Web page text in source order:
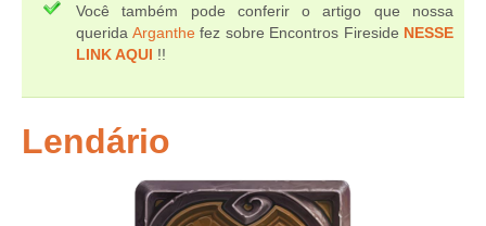
Você também pode conferir o artigo que nossa
querida Arganthe fez sobre Encontros Fireside NESSE
LINK AQUI !!
Lendário